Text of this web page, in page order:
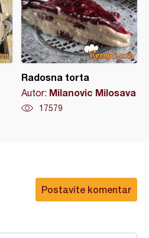
Radosna torta
Autor: Milanovic Milosava
17579
Postavite komentar